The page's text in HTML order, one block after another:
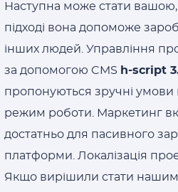
Наступна може стати
підході вона допоможе
інших людей. Управління
за допомогою CMS h-script
пропонуються зручні умови
режим роботи. Маркетинг
достатньо для пасивного
платформи. Локалізація
Якщо вирішили стати нашим